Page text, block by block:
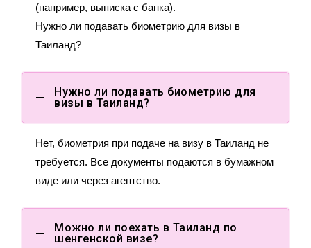
(например, выписка с банка).
Нужно ли подавать биометрию для визы в
Таиланд?
Нужно ли подавать биометрию для
визы в Таиланд?
Нет, биометрия при подаче на визу в Таиланд не
требуется. Все документы подаются в бумажном
виде или через агентство.
Можно ли поехать в Таиланд по
шенгенской визе?